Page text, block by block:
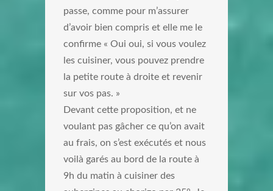
passe, comme pour m’assurer
d’avoir bien compris et elle me le
confirme « Oui oui, si vous voulez
les cuisiner, vous pouvez prendre
la petite route à droite et revenir
sur vos pas. »
Devant cette proposition, et ne
voulant pas gâcher ce qu’on avait
au frais, on s’est exécutés et nous
voilà garés au bord de la route à
9h du matin à cuisiner des